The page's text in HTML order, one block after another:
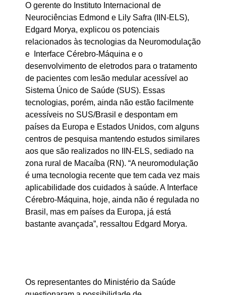
O gerente do Instituto Internacional de
Neurociências Edmond e Lily Safra (IIN-ELS),
Edgard Morya, explicou os potenciais
relacionados às tecnologias da Neuromodulação
e Interface Cérebro-Máquina e o
desenvolvimento de eletrodos para o tratamento
de pacientes com lesão medular acessível ao
Sistema Único de Saúde (SUS). Essas
tecnologias, porém, ainda não estão facilmente
acessíveis no SUS/Brasil e despontam em
países da Europa e Estados Unidos, com alguns
centros de pesquisa mantendo estudos similares
aos que são realizados no IIN-ELS, sediado na
zona rural de Macaíba (RN). “A neuromodulação
é uma tecnologia recente que tem cada vez mais
aplicabilidade dos cuidados à saúde. A Interface
Cérebro-Máquina, hoje, ainda não é regulada no
Brasil, mas em países da Europa, já está
bastante avançada”, ressaltou Edgard Morya.
Os representantes do Ministério da Saúde